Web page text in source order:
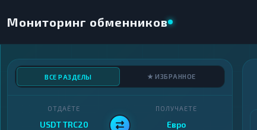
Мониторинг обменников
ВСЕ РАЗДЕЛЫ ★ ИЗБРАННОЕ
ОТДАЁТЕ
USDT TRC20
ПОЛУЧАЕТЕ
Евро